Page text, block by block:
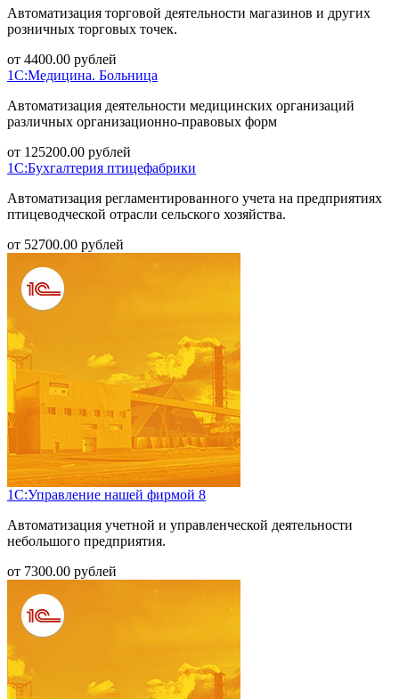
Автоматизация торговой деятельности магазинов и других
розничных торговых точек.
от 4400.00 рублей
1С:Медицина. Больница
Автоматизация деятельности медицинских организаций
различных организационно-правовых форм
от 125200.00 рублей
1С:Бухгалтерия птицефабрики
Автоматизация регламентированного учета на предприятиях
птицеводческой отрасли сельского хозяйства.
от 52700.00 рублей
1С:Управление нашей фирмой 8
Автоматизация учетной и управленческой деятельности
небольшого предприятия.
от 7300.00 рублей